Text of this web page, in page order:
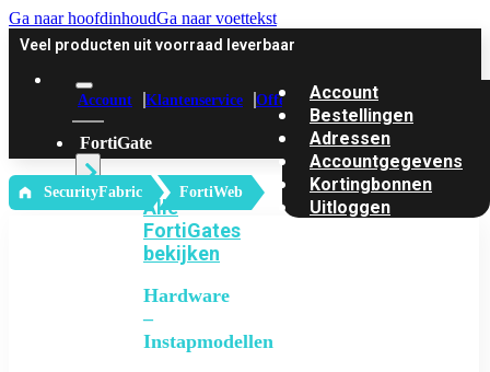
Ga naar hoofdinhoudGa naar voettekst
Veel producten uit voorraad leverbaar
Account Klantenservice Offerte
FortiGate
Alle
FortiGates
bekijken
Hardware
–
Instapmodellen
Account
Bestellingen
Adressen
Accountgegevens
Kortingbonnen
Uitloggen
‎ SecurityFabric FortiWeb